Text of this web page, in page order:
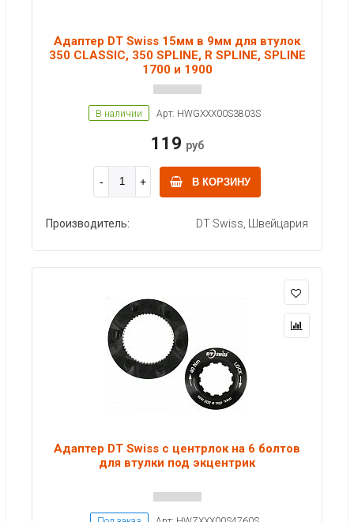
Адаптер DT Swiss 15мм в 9мм для втулок
350 CLASSIC, 350 SPLINE, R SPLINE, SPLINE
1700 и 1900
В наличии Арт: HWGXXX00S3803S
119 руб
В КОРЗИНУ
Производитель: DT Swiss, Швейцария
Адаптер DT Swiss с центрлок на 6 болтов
для втулки под экцентрик